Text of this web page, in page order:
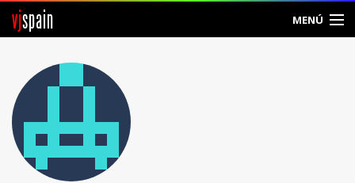
vjspain MENÚ
Foros
Noticias
Vjspain